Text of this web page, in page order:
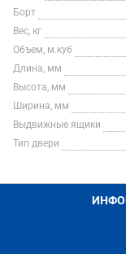
Борт
Вес, кг
Объем, м.куб
Длина, мм
Высота, мм
Ширина, мм
Выдвижные ящики
Тип двери